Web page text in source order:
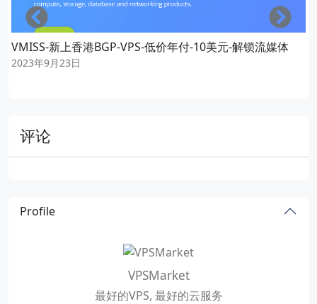
VMISS-新上香港BGP-VPS-低价年付-10美元-解锁流媒体
2023年9月23日
Left
评论
Profile
VPSMarket
最好的VPS, 最好的云服务